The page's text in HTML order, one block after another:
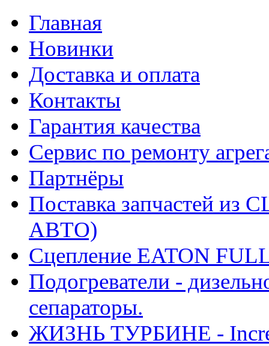
Главная
Новинки
Доставка и оплата
Контакты
Гарантия качества
Сервис по ремонту
Партнёры
Поставка запчастей
АВТО)
Сцепление EATON
Подогреватели -
сепараторы.
ЖИЗНЬ ТУРБИНЕ -